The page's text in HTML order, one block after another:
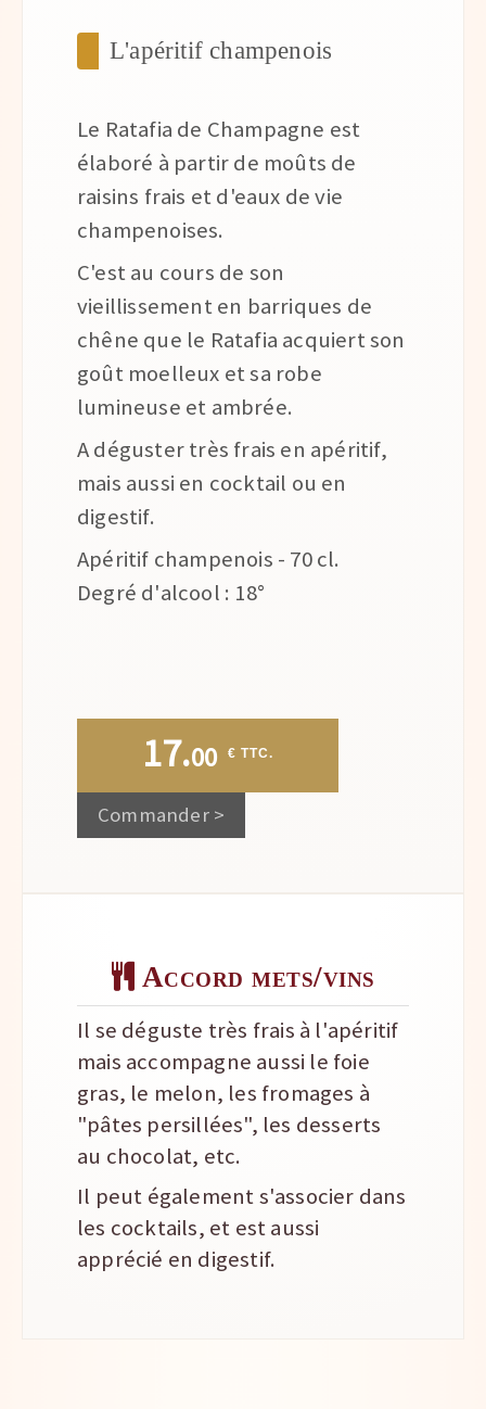
L'apéritif champenois
Le Ratafia de Champagne est
élaboré à partir de moûts de
raisins frais et d'eaux de vie
champenoises.
C'est au cours de son
vieillissement en barriques de
chêne que le Ratafia acquiert son
goût moelleux et sa robe
lumineuse et ambrée.
A déguster très frais en apéritif,
mais aussi en cocktail ou en
digestif.
Apéritif champenois - 70 cl.
Degré d'alcool : 18°
17.00  € TTC.
Commander >
Accord mets/vins
Il se déguste très frais à l'apéritif
mais accompagne aussi le foie
gras, le melon, les fromages à
"pâtes persillées", les desserts
au chocolat, etc.
Il peut également s'associer dans
les cocktails, et est aussi
apprécié en digestif.